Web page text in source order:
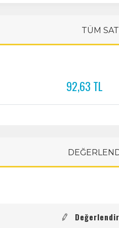
TÜM
92,63 TL